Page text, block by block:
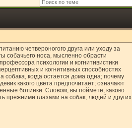
четвероногого друга или уходу за
собачьего носа, мысленно обрасти
психологии и когнитивистики
и когнитивных способностях
когда остается дома одна; почему
какого цвета предпочитает; означают
ботинки. Словом, вы поймете, каково
прежними глазами на собак, людей и других